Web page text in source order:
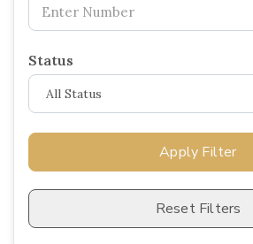
Status
Apply Filter
Reset Filters